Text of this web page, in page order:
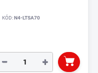
KÓD:N4-LTSA70
+
−